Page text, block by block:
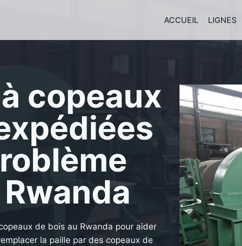
ACCUEIL LIGNES
copeaux
de bois au Rwanda pour aider
la paille par des copeaux de